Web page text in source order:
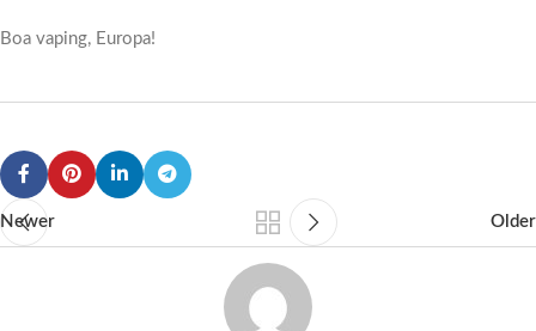
Boa vaping, Europa!
Newer Older